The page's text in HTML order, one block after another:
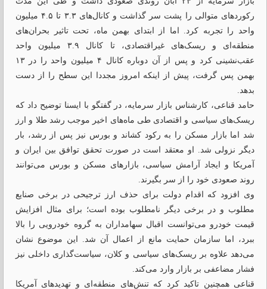
رکوردهای متوالی را پشت سر گذاشت و کانال‌های ۳.۳ تا ۴.۵ میلیون
واحد را تجربه کرد. اما از ابتدای بهمن ماه، تحت تاثیر بحران‌های
منطقه‌ای و ریسک‌های غیراقتصادی، تا کانال ۳.۹ میلیون واحد
عقب‌نشینی کرد و پس از آن دوباره کانال ۴ میلیون واحد را در ۱۳
بهمن پس گرفت، پیش از اینکه امروز مجددا این سطح را از دست
بدهد.
حامد قناعی، کارشناس بازار سرمایه، در گفتگو با ایسنا توضیح داد که
ریسک‌های سیاسی و اقتصادی طی ماه‌های اخیر موجب رشد طلا و ارز
شد اما بازار مسکن را به رکود کشاند و بورس نیز پس از رشد، بار
دیگر نزولی شد. او معتقد است در صورت تحقق توافق بین ایران و
آمریکا و ایجاد آرامش سیاسی، بازارهای مسکن و بورس می‌توانند
روند صعودی خود را از سر بگیرند.
وی افزود که اقدام دولت برای حذف ارز ترجیحی در برخی صنایع
مطلوب و در برخی دیگر نامطلوب بوده است؛ برای مثال افزایش
قیمت خودرو می‌توانست اقبال سهامداران به گروه خودرویی را بالا
ببرد، اما سازمان حمایت مانع از اعمال آن شد. این موضوع نشان
می‌دهد علاوه بر ریسک‌های سیاسی و کلان، سیاست‌گذاری داخلی نیز
فشار مضاعفی بر بازار وارد می‌کند.
قناعی همچنین تاکید کرد که تنش‌های منطقه‌ای و تهدیدهای آمریکا